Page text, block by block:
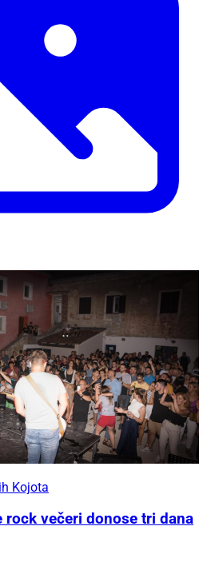
Kojota
večeri donose tri dana